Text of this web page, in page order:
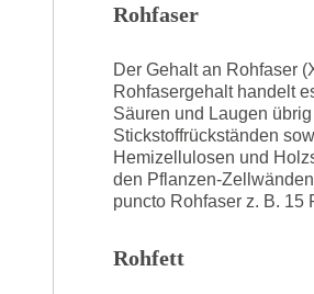
Rohfaser
Der Gehalt an Rohfaser
Rohfasergehalt handelt
Säuren und Laugen
Stickstoffrückständen
Hemizellulosen und
den Pflanzen-
puncto Rohfaser z. B. 15
Rohfett